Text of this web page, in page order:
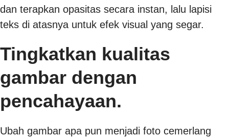
dan terapkan opasitas secara instan, lalu lapisi
teks di atasnya untuk efek visual yang segar.
Tingkatkan kualitas
gambar dengan
pencahayaan.
Ubah gambar apa pun menjadi foto cemerlang